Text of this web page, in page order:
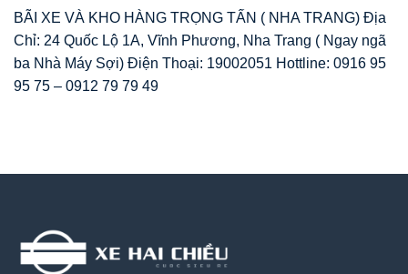
BÃI XE VÀ KHO HÀNG TRỌNG TẤN ( NHA TRANG) Địa
Chỉ: 24 Quốc Lộ 1A, Vĩnh Phương, Nha Trang ( Ngay ngã
ba Nhà Máy Sợi) Điện Thoại: 19002051 Hottline: 0916 95
95 75 – 0912 79 79 49